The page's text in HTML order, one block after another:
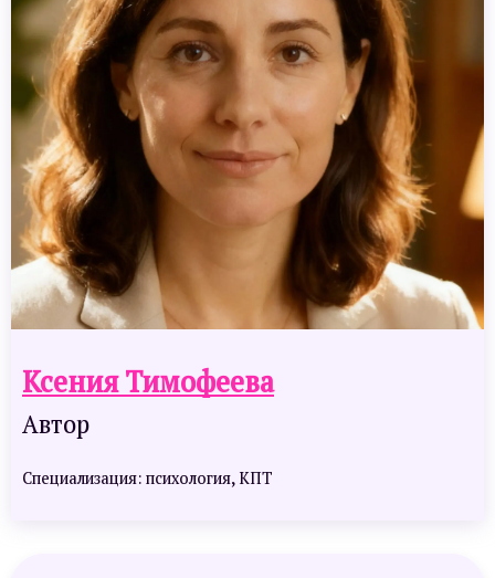
Ксения Тимофеева
Автор
Специализация: психология, КПТ